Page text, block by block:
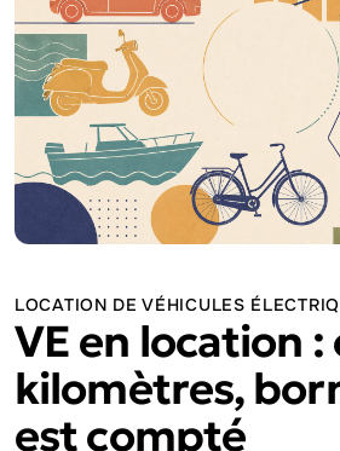
LOCATION DE VÉHICULES
VE en location :
kilomètres,
est compté